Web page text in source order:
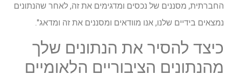
החברתית, מסננים של נכסים ומדגימים את זה, לאחר שהנתונים
נמצאים בידיים שלנו, אנו מוודאים ומסננים את זה ומדאג".
כיצד להסיר את הנתונים שלך
מהנתונים הציבוריים הלאומיים